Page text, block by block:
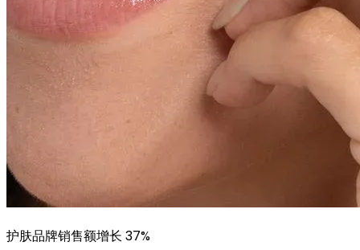
护肤品牌销售额增长 37%